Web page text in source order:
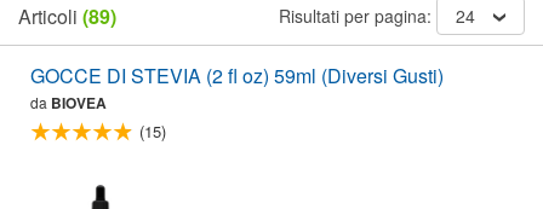
Articoli (89) Risultati per pagina: 24
GOCCE DI STEVIA (2 fl oz) 59ml (Diversi Gusti)
da BIOVEA
(15)